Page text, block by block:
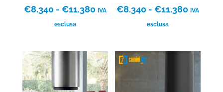
€8.340 - €11.380Fascia
€8.340
a
€11.380
IVA
esclusa
€8.340 - €11.380Fascia
€11.380
IVA
esclusa